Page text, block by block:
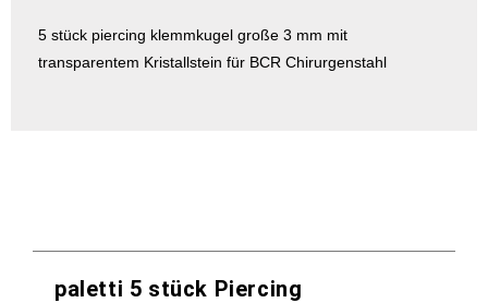
5 stück piercing klemmkugel große 3 mm mit
transparentem Kristallstein für BCR Chirurgenstahl
paletti 5 stück Piercing